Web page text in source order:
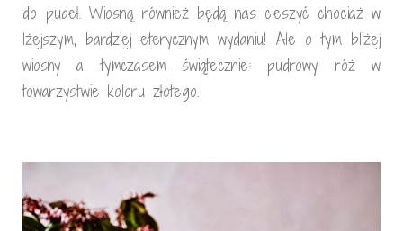
do pudeł. Wiosną również będą nas cieszyć chociaż w
lżejszym, bardziej eterycznym wydaniu! Ale o tym bliżej
wiosny a tymczasem świątecznie: pudrowy róż w
towarzystwie koloru złotego.